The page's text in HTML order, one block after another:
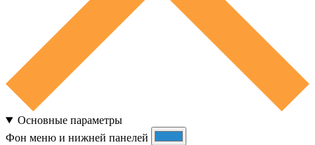
Основные параметры
Фон меню и нижней панелей